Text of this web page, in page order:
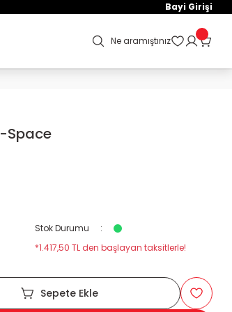
Bayi Girişi
Ne aramıştınız
Space
Stok Durumu
*1.417,50 TL den başlayan taksitlerle!
Sepete Ekle